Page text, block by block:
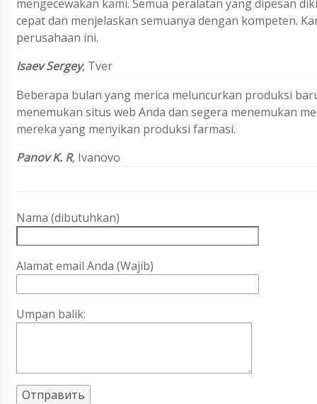
mengecewakan kami. Semua peralatan yang dipesan
cepat dan menjelaskan semuanya dengan kompeten.
perusahaan ini.
Isaev Sergey, Tver
Beberapa bulan yang merica meluncurkan produksi
menemukan situs web Anda dan segera menemukan
mereka yang menyikan produksi farmasi.
Panov K. R, Ivanovo
Nama (dibutuhkan)
Alamat email Anda (Wajib)
Umpan balik: